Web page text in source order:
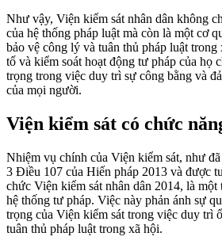
Như vậy, Viện kiểm sát nhân dân không
của hệ thống pháp luật mà còn là một cơ
bảo vệ công lý và tuân thủ pháp luật
tố và kiểm soát hoạt động tư pháp của họ
trọng trong việc duy trì sự công bằng và
của mọi người.
Viện kiểm sát có chức
Nhiệm vụ chính của Viện kiểm sát, như
3 Điều 107 của Hiến pháp 2013 và được
chức Viện kiểm sát nhân dân 2014, là một
hệ thống tư pháp. Việc này phản ánh sự
trọng của Viện kiểm sát trong việc duy trì
tuân thủ pháp luật trong xã hội.